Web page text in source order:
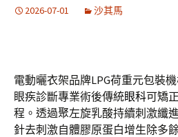
2026-07-01 沙其馬
電動曬衣架品牌LPG荷重元包裝
眼疾診斷專業術後傳統眼科可矯
程。透過聚左旋乳酸持續刺激纖
針去刺激自體膠原蛋白增生除多